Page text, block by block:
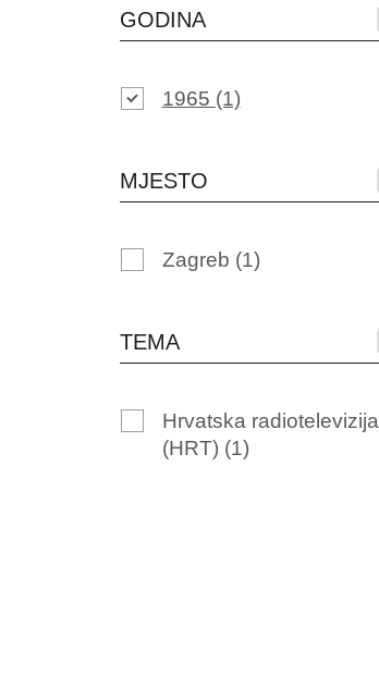
GODINA
1965 (1)
MJESTO
Zagreb (1)
TEMA
Hrvatska radiotelevizija
(HRT) (1)